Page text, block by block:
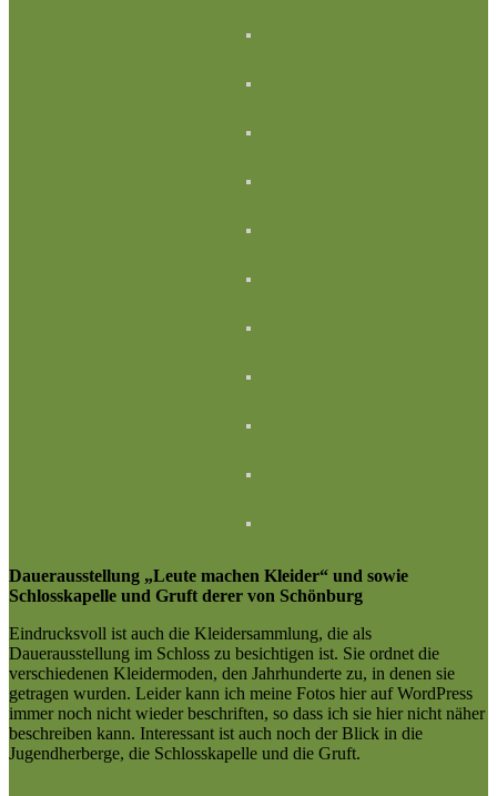
Dauerausstellung „Leute machen Kleider“ und sowie
Schlosskapelle und Gruft derer von Schönburg
Eindrucksvoll ist auch die Kleidersammlung, die als
Dauerausstellung im Schloss zu besichtigen ist. Sie ordnet die
verschiedenen Kleidermoden, den Jahrhunderte zu, in denen sie
getragen wurden. Leider kann ich meine Fotos hier auf WordPress
immer noch nicht wieder beschriften, so dass ich sie hier nicht näher
beschreiben kann. Interessant ist auch noch der Blick in die
Jugendherberge, die Schlosskapelle und die Gruft.